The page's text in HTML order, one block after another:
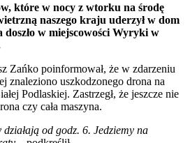
które w nocy z wtorku na środę
naszego kraju uderzył w dom
doszło w miejscowości Wyryki w
Zańko poinformował, że w zdarzeniu
znaleziono uszkodzonego drona na
Podlaskiej. Zastrzegł, że jeszcze nie
czy cała maszyna.
działają od godz. 6. Jedziemy na